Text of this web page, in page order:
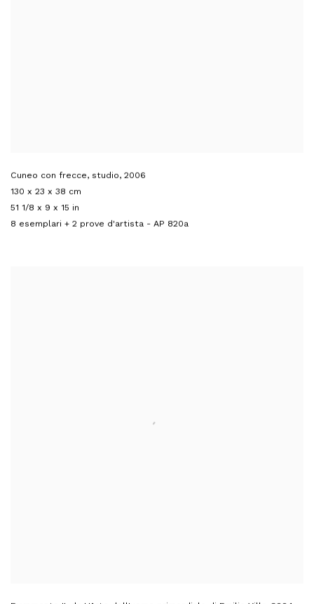
Cuneo con frecce, studio, 2006
130 x 23 x 38 cm
51 1/8 x 9 x 15 in
8 esemplari + 2 prove d'artista - AP 820a